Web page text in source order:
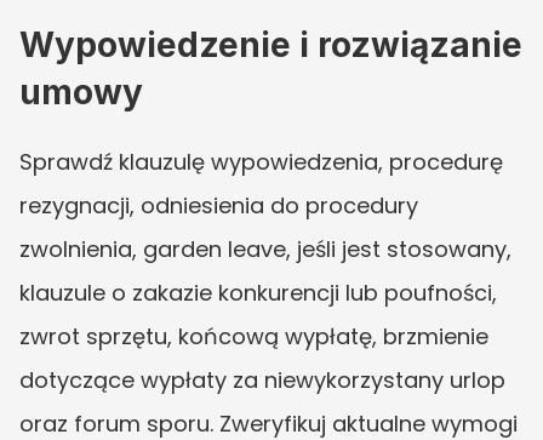
Wypowiedzenie i rozwiązanie
umowy
Sprawdź klauzulę wypowiedzenia, procedurę
rezygnacji, odniesienia do procedury
zwolnienia, garden leave, jeśli jest stosowany,
klauzule o zakazie konkurencji lub poufności,
zwrot sprzętu, końcową wypłatę, brzmienie
dotyczące wypłaty za niewykorzystany urlop
oraz forum sporu. Zweryfikuj aktualne wymogi